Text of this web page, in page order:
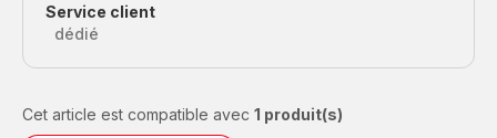
Service client
dédié
Cet article est compatible avec 1 produit(s)